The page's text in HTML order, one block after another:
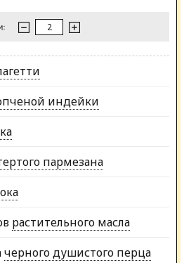
индейки
пармезана
растительного масла
черного душистого перца